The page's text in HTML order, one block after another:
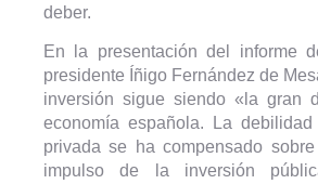
deber.
En la presentación del informe
presidente Íñigo Fernández de
inversión sigue siendo «la gran
economía española. La
privada se ha compensado
impulso de la inversión